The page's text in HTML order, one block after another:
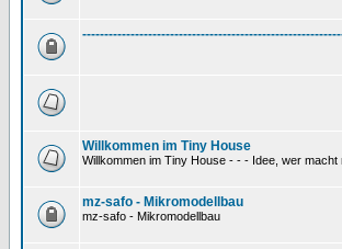
Willkommen im Tiny House
Willkommen im Tiny House - - - Idee, wer macht
mz-safo - Mikromodellbau
mz-safo - Mikromodellbau